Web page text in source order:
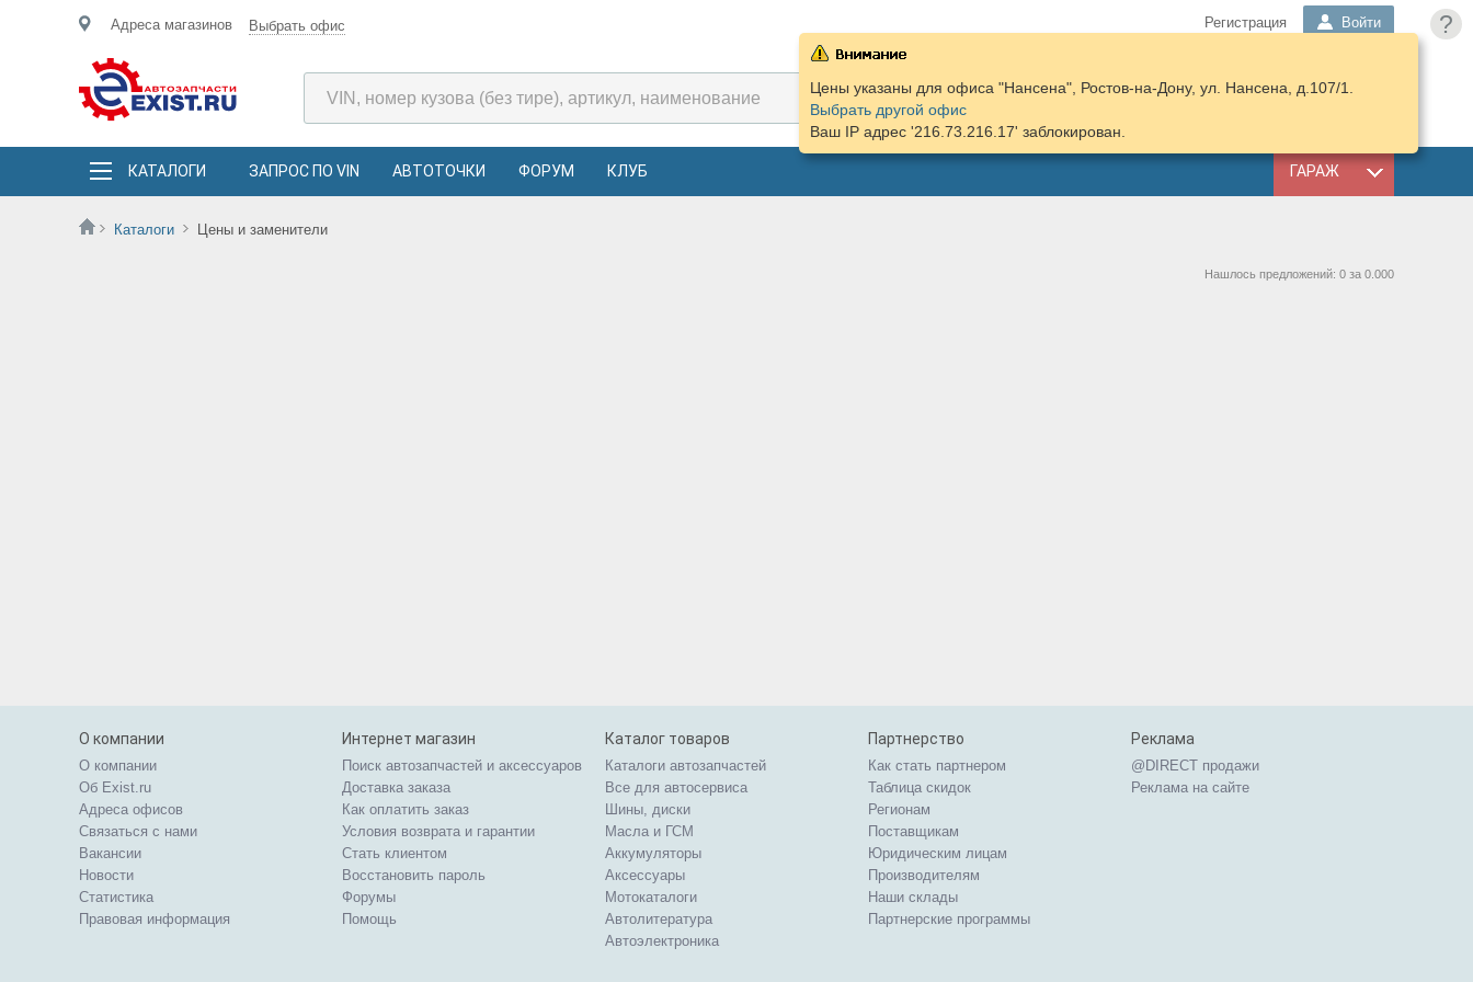
?
Адреса магазинов Выбрать офис Регистрация Войти
КОРЗИНА
ПОДОБРАТЬ
КАТАЛОГИ ЗАПРОС ПО VIN АВТОТОЧКИ ФОРУМ КЛУБ ГАРАЖ
Каталоги Цены и заменители
Цены указаны для офиса "Нансена", Ростов-на-Дону, ул. Нансена, д.107/1.
Выбрать другой офис
Ваш IP адрес '216.73.216.17' заблокирован.
Нашлось предложений: 0 за 0.000
О компании
О компании
Об Exist.ru
Адреса офисов
Связаться с нами
Вакансии
Новости
Статистика
Правовая информация
Интернет магазин
Поиск автозапчастей и аксессуаров
Доставка заказа
Как оплатить заказ
Условия возврата и гарантии
Стать клиентом
Восстановить пароль
Форумы
Помощь
Каталог товаров
Каталоги автозапчастей
Все для автосервиса
Шины, диски
Масла и ГСМ
Аккумуляторы
Аксессуары
Мотокаталоги
Автолитература
Автоэлектроника
Партнерство
Как стать партнером
Таблица скидок
Регионам
Поставщикам
Юридическим лицам
Производителям
Наши склады
Партнерские программы
Реклама
@DIRECT продажи
Реклама на сайте